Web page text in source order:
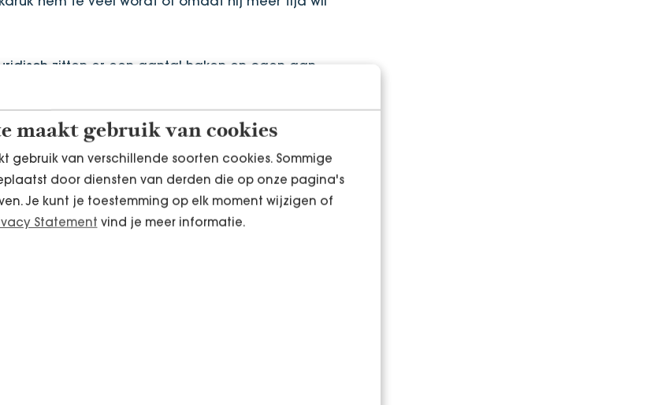
maakt gebruik van cookies
gebruik van verschillende soorten cookies. Sommige
door diensten van derden die op onze pagina's
Je kunt je toestemming op elk moment wijzigen of
Statement vind je meer informatie.
zitten er een aantal haken en ogen aan
namelijk helemaal niet in voor. Dat maakt
voorwaarden moet demotie juridisch dan
spelregels te halen. Een werkgever kan demotie
van de arbeidsvoorwaarden zou zijn. Maar
weigeren als dit aan een aantal
een redelijke aanleiding;
dat hij het voorstel accepteert.
het lagere salaris en statusverlies, moet je
Er moet een goede reden voor zijn.